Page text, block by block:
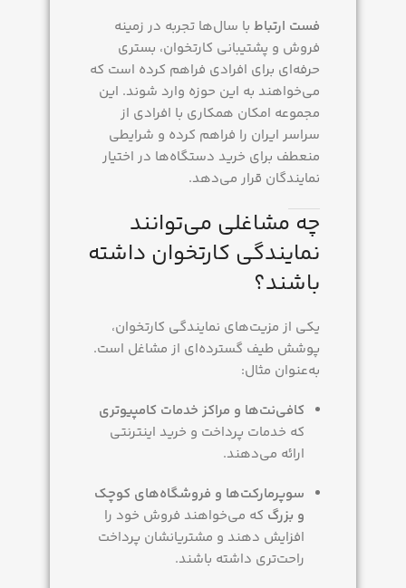
فست ارتباط با سال‌ها تجربه در زمینه
فروش و پشتیبانی کارتخوان، بستری
حرفه‌ای برای افرادی فراهم کرده است که
می‌خواهند به این حوزه وارد شوند. این
مجموعه امکان همکاری با افرادی از
سراسر ایران را فراهم کرده و شرایطی
منعطف برای خرید دستگاه‌ها در اختیار
نمایندگان قرار می‌دهد.
چه مشاغلی می‌توانند
نمایندگی کارتخوان داشته
باشند؟
یکی از مزیت‌های نمایندگی کارتخوان،
پوشش طیف گسترده‌ای از مشاغل است.
به‌عنوان مثال:
کافی‌نت‌ها و مراکز خدمات کامپیوتری
که خدمات پرداخت و خرید اینترنتی
ارائه می‌دهند.
سوپرمارکت‌ها و فروشگاه‌های کوچک
و بزرگ که می‌خواهند فروش خود را
افزایش دهند و مشتریانشان پرداخت
راحت‌تری داشته باشند.